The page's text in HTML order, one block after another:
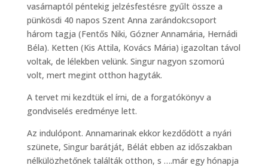
vasárnaptól péntekig jelzésfestésre gyűlt össze a
pünkösdi 40 napos Szent Anna zarándokcsoport
három tagja (Fentős Niki, Gózner Annamária, Hernádi
Béla). Ketten (Kis Attila, Kovács Mária) igazoltan távol
voltak, de lélekben velünk. Singur nagyon szomorú
volt, mert megint otthon hagyták.
A tervet mi kezdtük el írni, de a forgatókönyv a
gondviselés eredménye lett.
Az indulópont. Annamarinak ekkor kezdődött a nyári
szünete, Singur barátját, Bélát ebben az időszakban
nélkülözhetőnek találták otthon, s ….már egy hónapja